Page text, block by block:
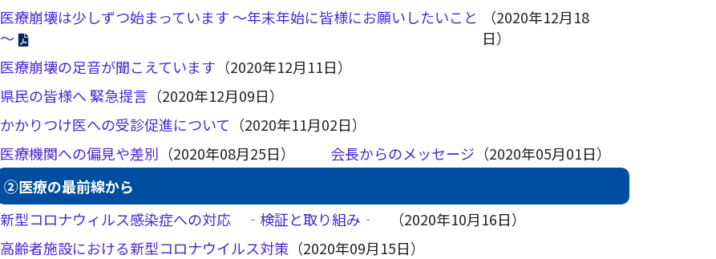
医療崩壊は少しずつ始まっています ～年末年始に皆様にお願いしたいこと
～
（2020年12月18
日）
医療崩壊の足音が聞こえています （2020年12月11日）
県民の皆様へ 緊急提言 （2020年12月09日）
かかりつけ医への受診促進について （2020年11月02日）
医療機関への偏見や差別 （2020年08月25日） 会長からのメッセージ （2020年05月01日）
②医療の最前線から
新型コロナウィルス感染症への対応 ‐検証と取り組み‐
（2020年10月16日）
高齢者施設における新型コロナウイルス対策 （2020年09月15日）